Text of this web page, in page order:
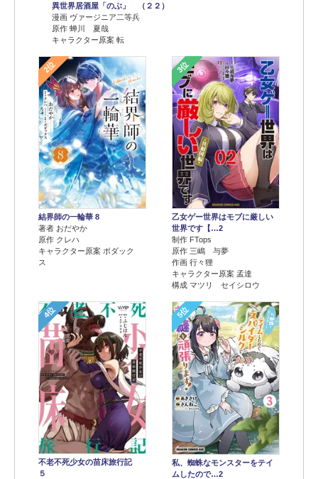
異世界居酒屋「のぶ」 （２２）
漫画 ヴァージニア二等兵
原作 蝉川 夏哉
キャラクター原案 転
2位
結界師の一輪華 8
著者 おだやか
原作 クレハ
キャラクター原案 ボダック
ス
3位
乙女ゲー世界はモブに厳しい
世界です【…2
制作 FTops
原作 三嶋 与夢
作画 行々狸
キャラクター原案 孟達
構成 マツリ セイシロウ
4位
不老不死少女の苗床旅行記
５
5位
私、蜘蛛なモンスターをテイ
ムしたので…2